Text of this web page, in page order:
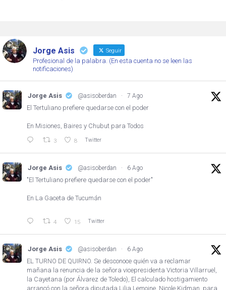
Jorge Asis Seguir
Profesional de la palabra. (En esta cuenta no se leen las
notificaciones)
Jorge Asis @asisoberdan · 7 Ago
El Tertuliano prefiere quedarse con el poder
En Misiones, Baires y Chubut para Todos
3 8 Twitter
Jorge Asis @asisoberdan · 6 Ago
"El Tertuliano prefiere quedarse con el poder"
En La Gaceta de Tucumán
4 15 Twitter
Jorge Asis @asisoberdan · 6 Ago
EL TURNO DE QUIRNO. Se desconoce quién va a reclamar
mañana la renuncia de la señora vicepresidenta Victoria Villarruel,
la Cayetana (por Álvarez de Toledo), El calculado hostigamiento
arrancó con la señora diputada Lilia Lemoine, Nicole Kidman, para